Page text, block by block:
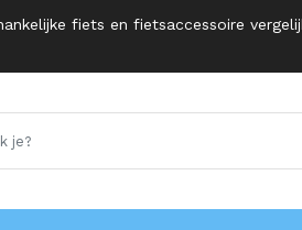
fiets en fietsaccessoire